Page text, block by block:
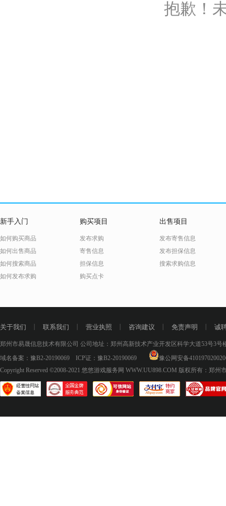
抱歉！
新手入门
如何购买商品
如何出售商品
如何搜索商品
如何发布求购
购买项目
发布求购
寄售信息
担保信息
购买点卡
出售项目
发布寄售信息
发布担保信息
搜索求购信息
关于我们 联系我们 营业执照 咨询建议 免责声明 诚
郑州市易晟信息技术有限公司 公司地址：郑州高新技术产业开发区科学大道53号3号
域名备案： 豫B2-20190069 ICP证： 豫B2-20190069
豫公网安备
Copyright Reserved ©2008-2021 悠悠游戏服务网 WWW.UU898.COM 版权所有：郑州